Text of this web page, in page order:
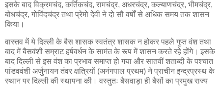
इसके बाद विक्रमचंद, कर्तिकचंद, रामचंद्र, अधरचंद्र, कल्याणचंद्र, भीमचंद्र,
बोधचंद्र, गोविंदचंद्र तथा प्रेमो देवी ने दो सौ वर्षों से अधिक समय तक शासन
किया।
वास्तव में ये दिल्ली के बैस शासक स्वतंत्र शासक न होकर पहले गुप्त वंश तथा
बाद में बैसवंशी सम्राट हर्षवर्धन के सामंत के रूप में शासन करते रहे होंगे। इसके
बाद दिल्ली से इस वंश का प्रभाव समाप्त हो गया और सातवीं शताब्दी के पश्चात
पांडववंशी अर्जुनायन तंवर क्षत्रियों (अनंगपाल प्रथम) ने प्राचीन इन्द्रप्रस्थ के
स्थान पर दिल्ली की स्थापना की। वस्तुतः बैसवाड़ा ही बैसों का प्रमुख राज्य